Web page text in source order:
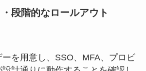
段階的なロールアウト
を用意し、SSO、MFA、プロビ